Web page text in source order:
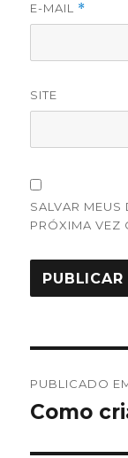
E-MAIL *
SITE
SALVAR MEUS
PRÓXIMA VEZ
de
PUBLICADO
Como